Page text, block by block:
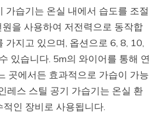
가습기는 온실 내에서 습도를 조절
을 사용하여 저전력으로 동작합
가지고 있으며, 옵션으로 6, 8, 10,
있습니다. 5m의 와이어를 통해 연
곳에서든 효과적으로 가습이 가능
레스 스틸 공기 가습기는 온실 환
인 장비로 사용됩니다.